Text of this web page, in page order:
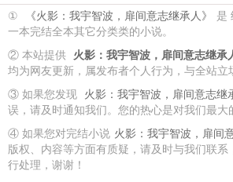
① 《火影：我宇智波，扉间意志继承人》
是
一本完结全本其它分类类的小说。
② 本站提供
火影：我宇智波，扉间意志继承
均为网友更新，属发布者个人行为，与全站立
③ 如果您发现
火影：我宇智波，扉间意志继
误，请及时通知我们。您的热心是对我们最大
④ 如果您对完结小说 火影：我宇智波，扉间
版权、内容等方面有质疑，请及时与我们联系
行处理，谢谢！